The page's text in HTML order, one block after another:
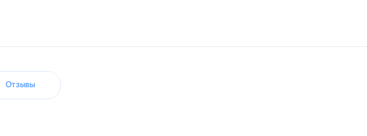
Отзывы